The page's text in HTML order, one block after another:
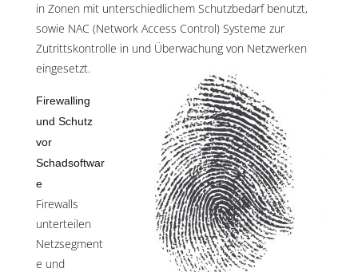
in Zonen mit unterschiedlichem Schutzbedarf benutzt,
sowie NAC (Network Access Control) Systeme zur
Zutrittskontrolle in und Überwachung von Netzwerken
eingesetzt.
Firewalling
und Schutz
vor
Schadsoftwar
e
Firewalls
unterteilen
Netzsegment
e und